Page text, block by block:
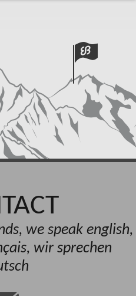
we speak english,
wir sprechen